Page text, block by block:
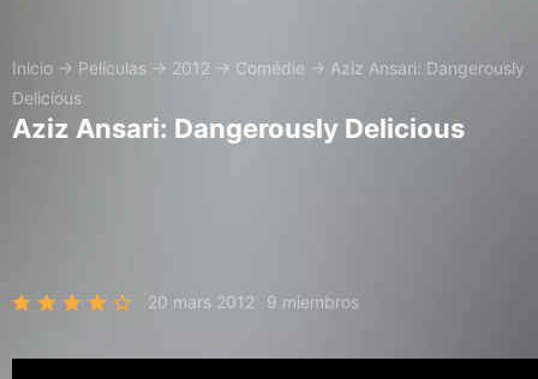
Inicio → Películas → 2012 → Comédie → Aziz Ansari: Dangerously
Delicious
Aziz Ansari: Dangerously Delicious
20 mars 2012 9 miembros